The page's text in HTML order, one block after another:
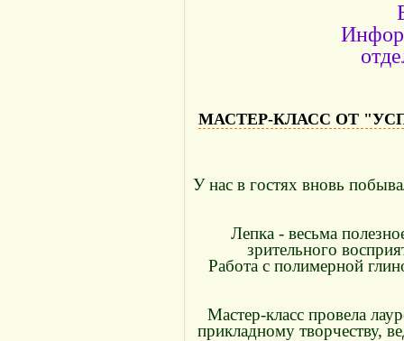
МАСТЕР-КЛАСС ОТ
У нас в гостях вновь
Лепка - весьма
зрительного
Работа с полимерной
Мастер-класс провела
прикладному творчеству,